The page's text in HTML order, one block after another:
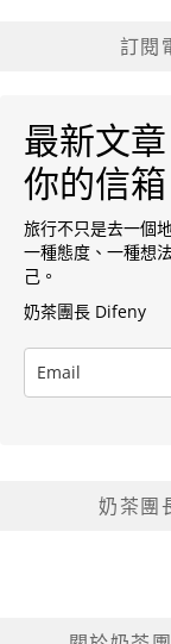
訂閱
最新文
你的信箱
旅行不只是去一個
一種態度、一種想
己。
奶茶團長 Difeny
奶茶團